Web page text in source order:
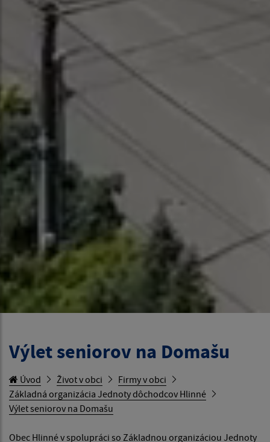
Výlet seniorov na Domašu
Úvod Život v obci
Firmy v obci
Základná organizácia Jednoty dôchodcov Hlinné
Výlet seniorov na Domašu
Obec Hlinné v spolupráci so Základnou organizáciou Jednoty